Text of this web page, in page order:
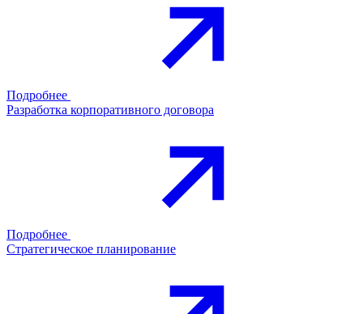
Подробнее
Разработка корпоративного договора
Подробнее
Стратегическое планирование